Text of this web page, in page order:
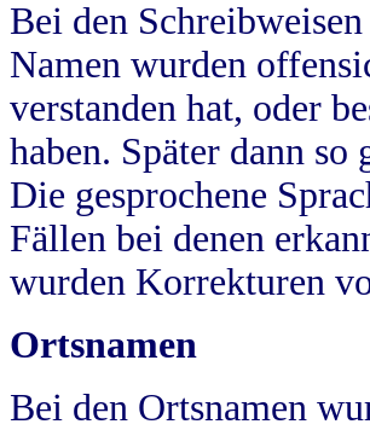
Bei den
Namen wurden
verstanden hat, oder
haben. Später dann
Die gesprochene
Fällen bei denen
wurden Korrekturen
Ortsnamen
Bei den Ortsnamen